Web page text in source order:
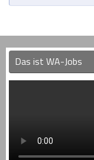
Das ist WA-Jobs